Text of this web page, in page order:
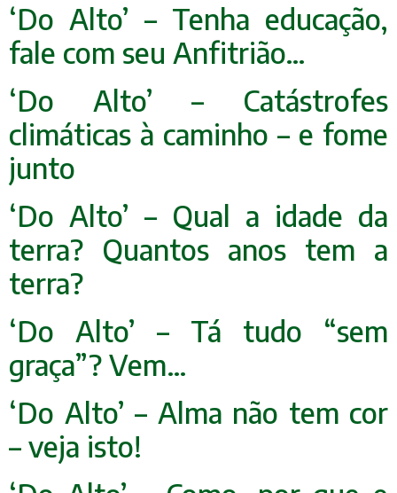
‘Do Alto’ – Tenha educação,
fale com seu Anfitrião…
‘Do Alto’ – Catástrofes
climáticas à caminho – e fome
junto
‘Do Alto’ – Qual a idade da
terra? Quantos anos tem a
terra?
‘Do Alto’ – Tá tudo “sem
graça”? Vem…
‘Do Alto’ – Alma não tem cor
– veja isto!